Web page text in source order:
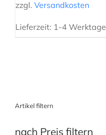
zzgl. Versandkosten
Lieferzeit: 1-4 Werktage
Artikel filtern
nach Preis filtern